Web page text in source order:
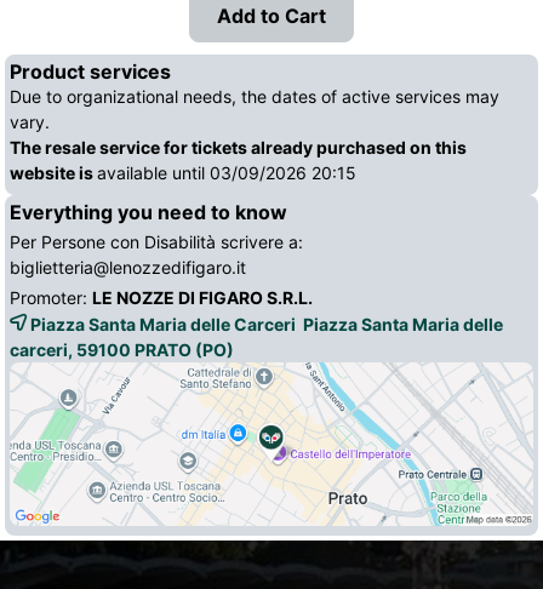
Product services
Due to organizational needs, the dates of active services may
vary.
The resale service for tickets already purchased on this
website isavailable until 03/09/2026 20:15
Everything you need to know
Per Persone con Disabilità scrivere a:
biglietteria@lenozzedifigaro.it
Promoter: LE NOZZE DI FIGARO S.R.L.
Piazza Santa Maria delle Carceri Piazza Santa Maria delle
carceri, 59100 PRATO (PO)